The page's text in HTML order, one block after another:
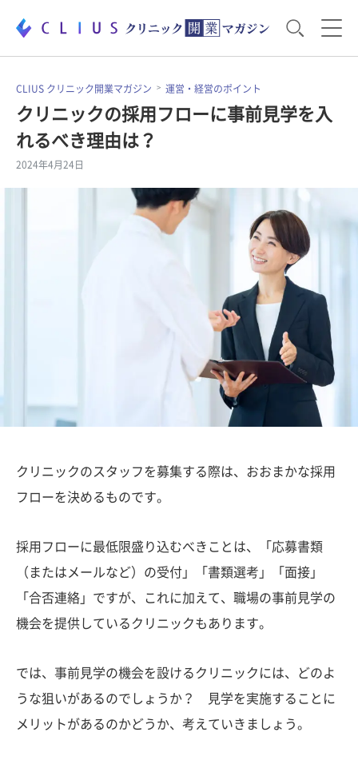
お役立ち資料 運営・経営のポイント
開業医のリアル
医療機器・事務機器
CLIUS クリニック開業マガジン 運営・経営のポイント
クリニックの採用フローに事前見学を入
れるべき理由は？
2024年4月24日
クリニックのスタッフを募集する際は、おおまかな採用
フローを決めるものです。
採用フローに最低限盛り込むべきことは、「応募書類
（またはメールなど）の受付」「書類選考」「面接」
「合否連絡」ですが、これに加えて、職場の事前見学の
機会を提供しているクリニックもあります。
では、事前見学の機会を設けるクリニックには、どのよ
うな狙いがあるのでしょうか？ 見学を実施することに
メリットがあるのかどうか、考えていきましょう。